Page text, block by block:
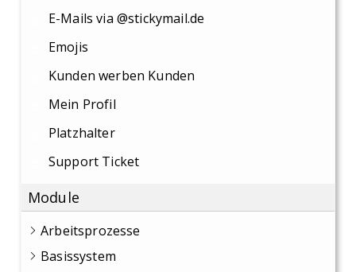
E-Mails via @stickymail.de
Emojis
Kunden werben Kunden
Mein Profil
Platzhalter
Support Ticket
Module
Arbeitsprozesse
Basissystem